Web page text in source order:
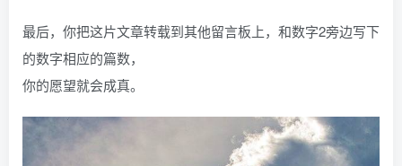
最后，你把这片文章转载到其他留言板上，和数字2旁边写下
的数字相应的篇数，
你的愿望就会成真。